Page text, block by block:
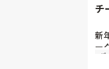
チ
新
ー
パ